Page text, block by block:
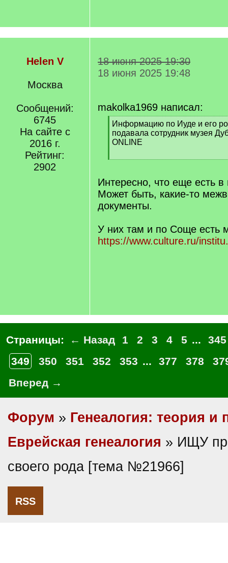
Helen V
Москва
Сообщений:
6745
На сайте с
2016 г.
Рейтинг:
2902
18 июня 2025 19:30
18 июня 2025 19:48
makolka1969 написал:
[
q
]
Информацию по Иуде и его
подавала сотрудник музея
ONLINE
[
q
]
Интересно, что еще есть
Может быть, какие-то
документы.
У них там и по Соще есть
https://www.culture.ru/
Страницы: ← Назад 1 2 3 4 5 ...
345
349
350 351 352 353 ... 377 378
Вперед →
Форум » Генеалогия: теория и
Еврейская генеалогия » ИЩУ
своего рода [тема №21966]
RSS